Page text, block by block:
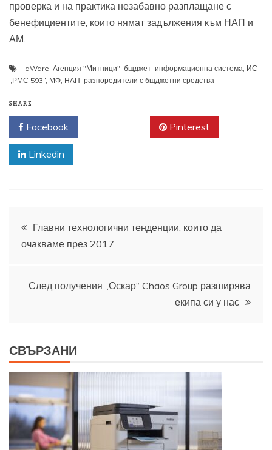
проверка и на практика незабавно разплащане с
бенефициентите, които нямат задължения към НАП и
АМ.
dWare Агенция "Митници" бщджет информационна система ИС
„РМС 593” МФ НАП разпоредители с бщджетни средства
SHARE
Facebook Pinterest
Linkedin
Навигация
Главни технологични тенденции, които да
очакваме през 2017
След получения „Оскар“ Chaos Group разширява
екипа си у нас
СВЪРЗАНИ